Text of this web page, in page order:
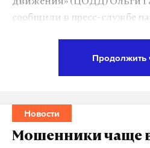
сообщили в пресс-службе
должны идти на
не в карманы к
Продолжить
Новости
Мошенники чаще